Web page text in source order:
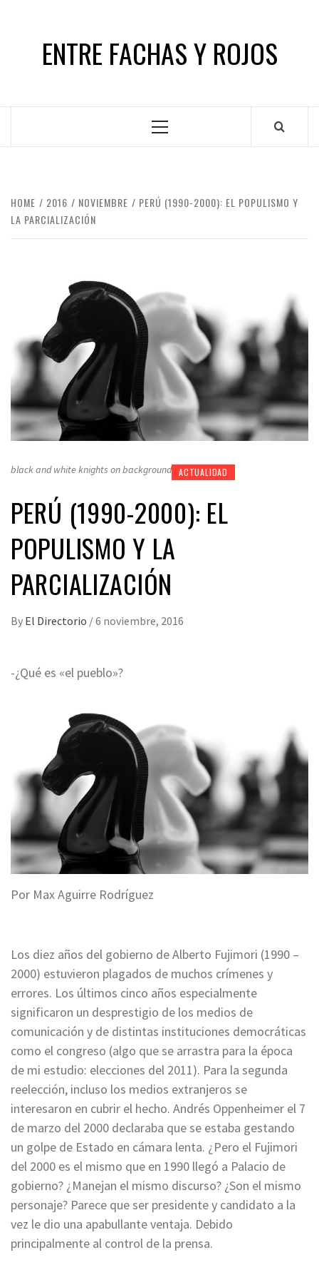
ENTRE FACHAS Y ROJOS
Primary
HOME 2016 NOVIEMBRE
PERÚ (1990-2000): EL POPULISMO Y
LA PARCIALIZACIÓN
black and white knights on background ACTUALIDAD
PERÚ (1990-2000): EL
POPULISMO Y LA
PARCIALIZACIÓN
By El Directorio /6 noviembre, 2016
-¿Qué es «el pueblo»?
Por Max Aguirre Rodríguez
Los diez años del gobierno de Alberto Fujimori (1990 –
2000) estuvieron plagados de muchos crímenes y
errores. Los últimos cinco años especialmente
significaron un desprestigio de los medios de
comunicación y de distintas instituciones democráticas
como el congreso (algo que se arrastra para la época
de mi estudio: elecciones del 2011). Para la segunda
reelección, incluso los medios extranjeros se
interesaron en cubrir el hecho. Andrés Oppenheimer el 7
de marzo del 2000 declaraba que se estaba gestando
un golpe de Estado en cámara lenta. ¿Pero el Fujimori
del 2000 es el mismo que en 1990 llegó a Palacio de
gobierno? ¿Manejan el mismo discurso? ¿Son el mismo
personaje? Parece que ser presidente y candidato a la
vez le dio una apabullante ventaja. Debido
principalmente al control de la prensa.